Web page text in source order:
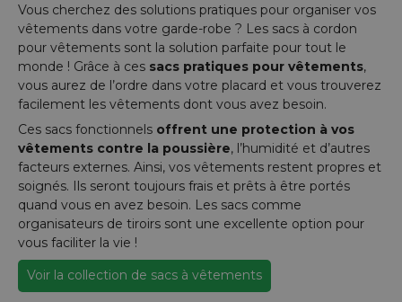
Vous cherchez des solutions pratiques pour organiser vos
vêtements dans votre garde-robe ? Les sacs à cordon
pour vêtements sont la solution parfaite pour tout le
monde ! Grâce à ces sacs pratiques pour vêtements,
vous aurez de l’ordre dans votre placard et vous trouverez
facilement les vêtements dont vous avez besoin.
Ces sacs fonctionnels offrent une protection à vos
vêtements contre la poussière, l’humidité et d’autres
facteurs externes. Ainsi, vos vêtements restent propres et
soignés. Ils seront toujours frais et prêts à être portés
quand vous en avez besoin. Les sacs comme
organisateurs de tiroirs sont une excellente option pour
vous faciliter la vie !
Voir la collection de sacs à vêtements